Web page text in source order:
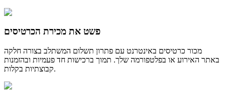
פשט את מכירת הכרטיסים
מכור כרטיסים באינטרנט עם פתרון תשלום המשתלב בצורה חלקה
באתר האירוע או בפלטפורמה שלך. תמוך ברכישות חד פעמיות ובהזמנות
קבוצתיות בקלות.